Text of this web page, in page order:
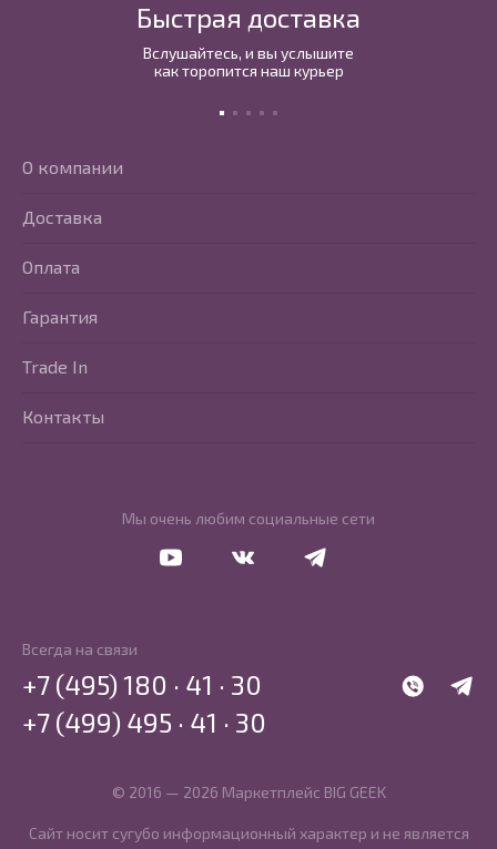
Быстрая доставка
Вслушайтесь, и вы услышите
как торопится наш курьер
Мы очень любим социальные сети
О компании
Доставка
Оплата
Гарантия
Trade In
Контакты
Всегда на связи
WhatsApp
+7 (495) 180 · 41 · 30
+7 (499) 495 · 41 · 30
© 2016 — 2026 Маркетплейс BIG GEEK
Сайт носит сугубо информационный характер и не является